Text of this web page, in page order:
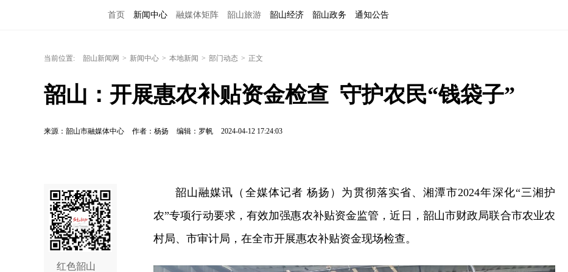
首页 新闻中心 融媒体矩阵 韶山旅游 韶山经济 韶山政务 通知公告
当前位置: 韶山新闻网 > 新闻中心 > 本地新闻 > 部门动态 > 正文
韶山：开展惠农补贴资金检查  守护农民“钱袋子”
来源：韶山市融媒体中心 作者：杨扬 编辑：罗帆 2024-04-12 17:24:03
红色韶山
韶山融媒讯（全媒体记者 杨扬）为贯彻落实省、湘潭市2024年深化“三湘护
农”专项行动要求，有效加强惠农补贴资金监管，近日，韶山市财政局联合市农业农
村局、市审计局，在全市开展惠农补贴资金现场检查。